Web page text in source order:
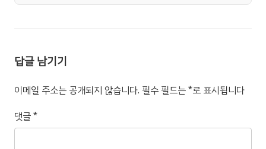
답글 남기기
이메일 주소는 공개되지 않습니다. 필수 필드는*로 표시됩니다
댓글*